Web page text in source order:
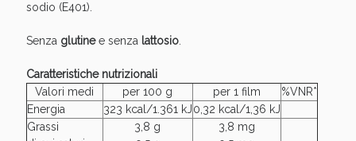
sodio (E401).
Senza glutinee senza lattosio.
Caratteristiche nutrizionali
Valori medi
per 100 g per 1 film
%VNR*
Energia
323 kcal/1.361 kJ0,32 kcal/1,36 kJ
Grassi
3,8 g
3,8 mg